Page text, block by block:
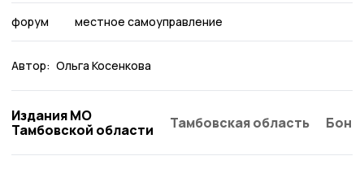
форум местное самоуправление
Автор: Ольга Косенкова
Издания МО
Тамбовской области
Тамбовская область